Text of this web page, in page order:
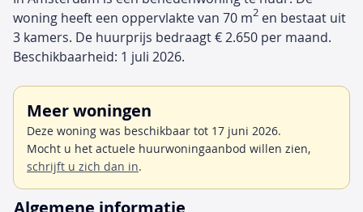
woning heeft een oppervlakte van 70 m2 en bestaat uit
3 kamers. De huurprijs bedraagt € 2.650 per maand.
Beschikbaarheid: 1 juli 2026.
Meer woningen
Deze woning was beschikbaar tot 17 juni 2026.
Mocht u het actuele huurwoningaanbod willen zien,
schrijft u zich dan in.
Algemene informatie